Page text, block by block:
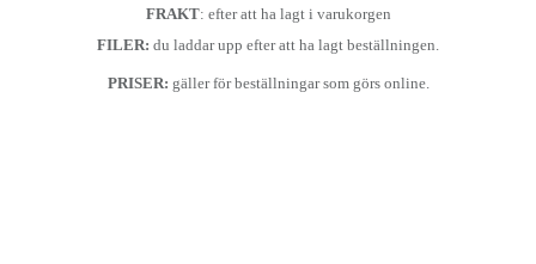
FRAKT: efter att ha lagt i varukorgen
FILER: du laddar upp efter att ha lagt beställningen.
PRISER: gäller för beställningar som görs online.